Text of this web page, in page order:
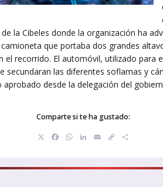
la Cibeles donde la organización ha
que portaba dos grandes
el recorrido. El automóvil, utilizado para
secundaran las diferentes soflamas y
aprobado desde la delegación del
Comparte si te ha gustado:
Facebook
WhatsApp
LinkedIn
EmailCopy